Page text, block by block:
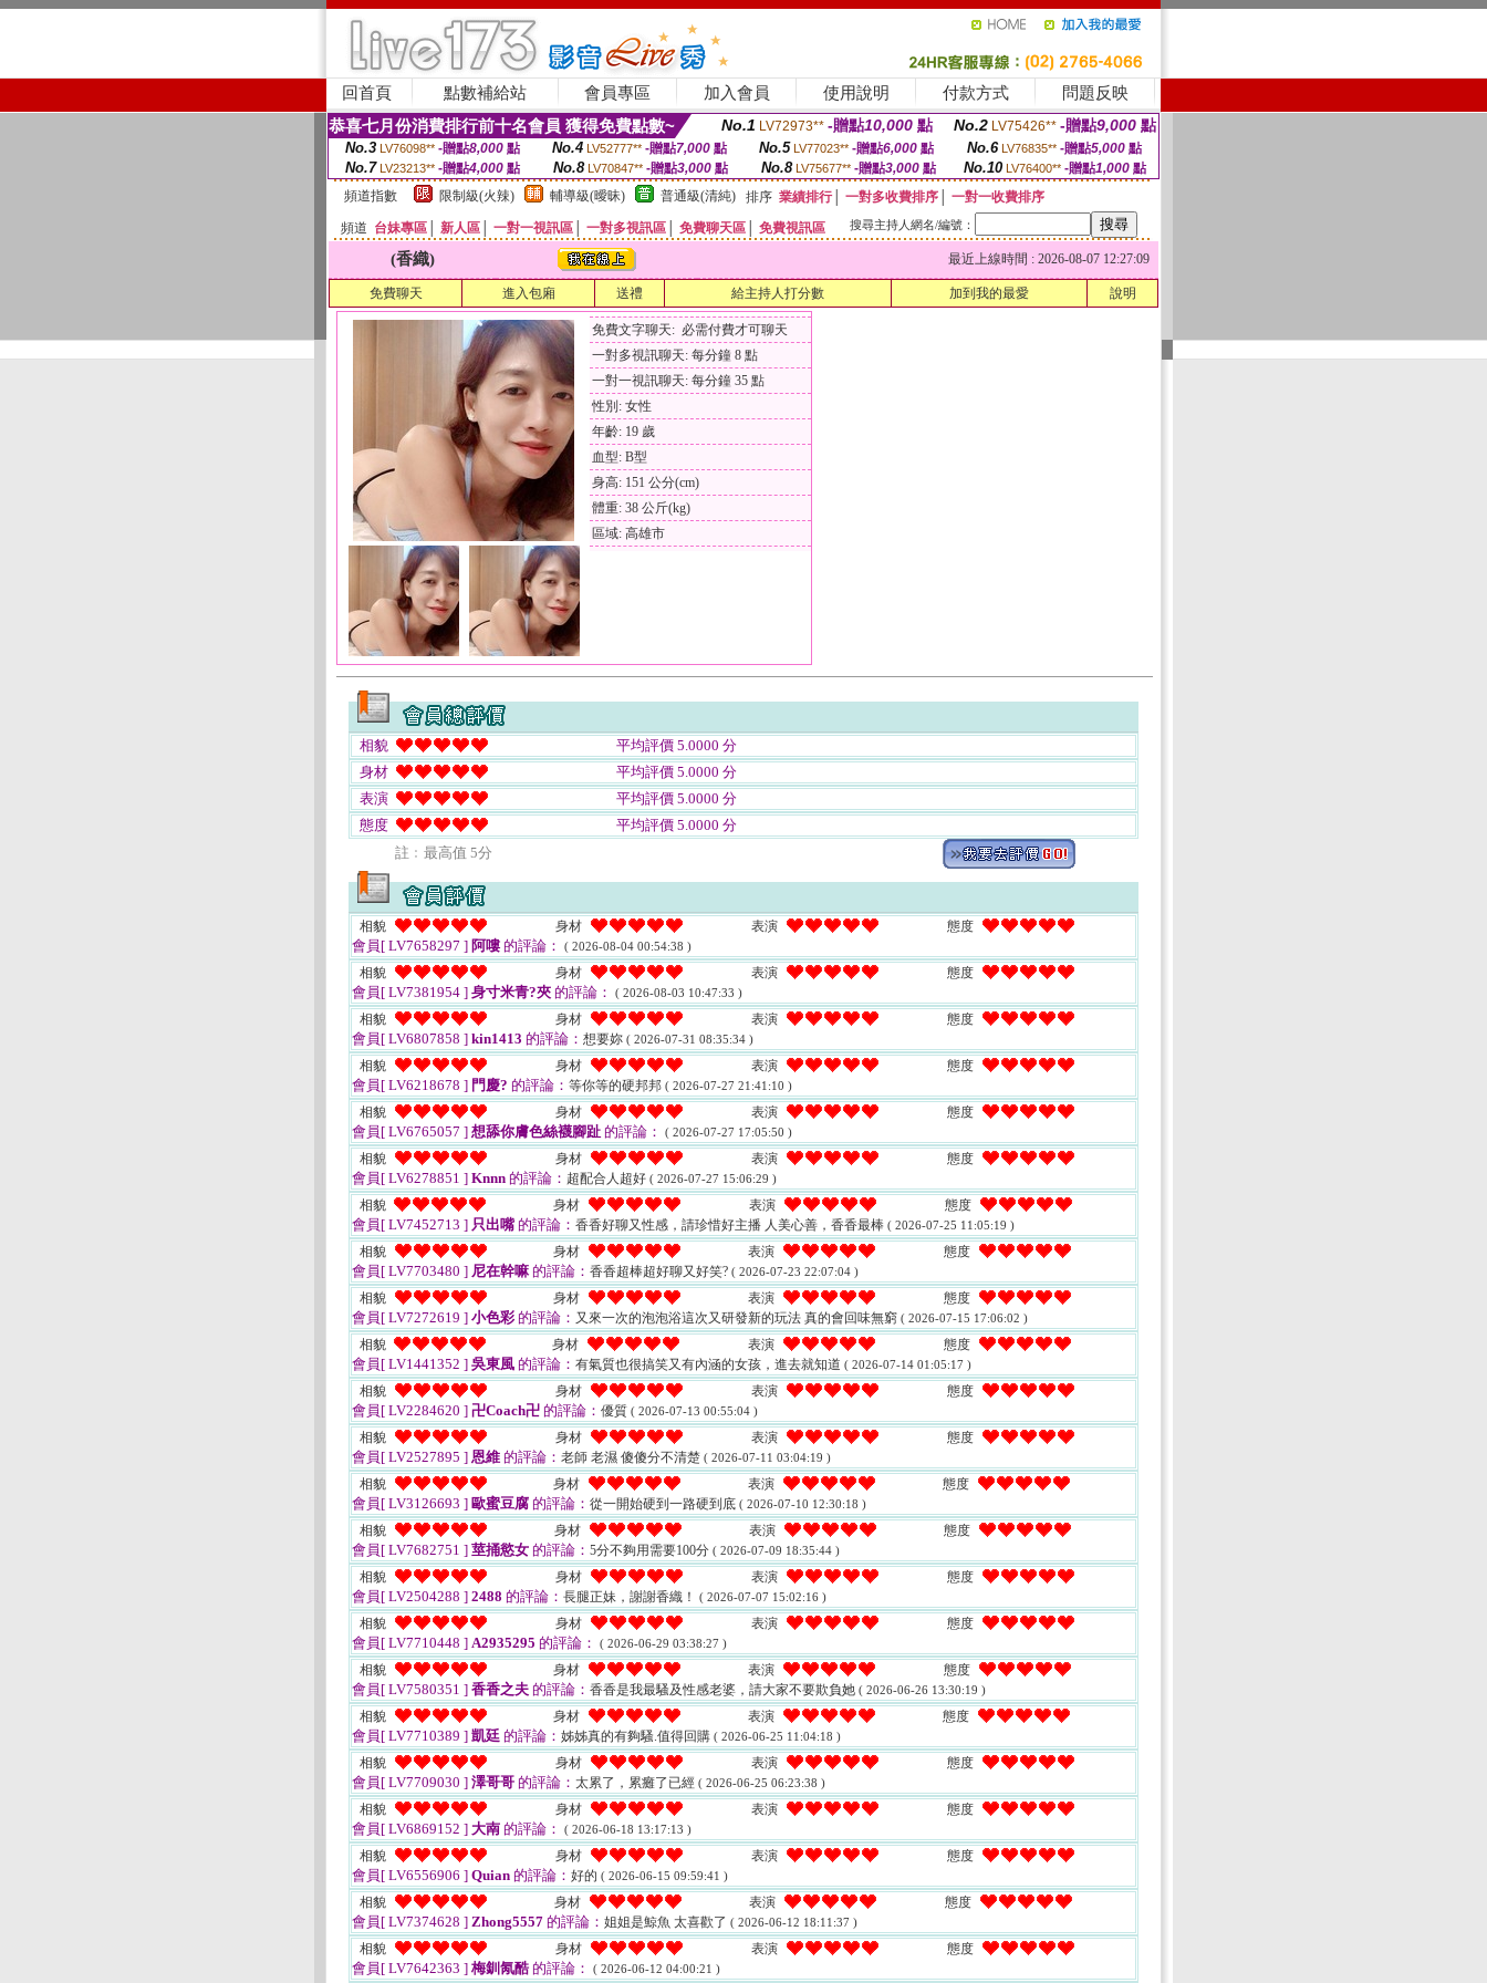
回首頁 點數補給站 會員專區 加入會員 使用說明 付款方式 問題反映
恭喜七月份消費排行前十名會員 獲得免費點數~ No.1 LV72973** -贈點10,000 點 No.2 LV75426** -贈點9,000 點
No.3 LV76098** -贈點8,000點 No.4 LV52777** -贈點7,000點 No.5 LV77023** -贈點6,000點 No.6 LV76835** -贈點5,000點
No.7 LV23213** -贈點4,000 點 No.8 LV70847** -贈點3,000 點 No.8 LV75677** -贈點3,000點 No.10 LV76400** -贈點1,000 點
頻道指數
限制級(火辣) 輔導級(曖昧) 普通級(清純) 排序 業績排行│ 一對多收費排序
一對一收費排序
頻道 台妹專區 新人區 一對一視訊區 一對多視訊區 免費聊天區 免費視訊區 搜尋主持人網名/編號：
(香織) 最近上線時間 : 2026-08-07 12:27:09
免費聊天 進入包廂 送禮 給主持人打分數 加到我的最愛 說明
免費文字聊天: 必需付費才可聊天
一對多視訊聊天: 每分鐘 8 點
一對一視訊聊天: 每分鐘 35 點
性別: 女性
年齡: 19 歲
血型: B型
身高: 151 公分(cm)
體重: 38 公斤(kg)
區域: 高雄市
相貌
平均評價 5.0000 分
身材
平均評價 5.0000 分
表演
平均評價 5.0000 分
態度
平均評價 5.0000 分
註﹕最高值 5分
相貌 身材 表演 態度
會員[ LV7658297 ] 阿嘍的評論： ( 2026-08-04 00:54:38 )
相貌 身材 表演 態度
會員[ LV7381954 ] 身寸米青?夾 的評論： ( 2026-08-03 10:47:33 )
相貌 身材 表演 態度
會員[ LV6807858 ] kin1413 的評論： 想要妳 ( 2026-07-31 08:35:34 )
相貌 身材 表演 態度
會員[ LV6218678 ] 門慶? 的評論： 等你等的硬邦邦 ( 2026-07-27 21:41:10 )
相貌 身材 表演 態度
會員[ LV6765057 ] 想舔你膚色絲襪腳趾 的評論： ( 2026-07-27 17:05:50 )
相貌 身材 表演 態度
會員[ LV6278851 ] Knnn 的評論： 超配合人超好 ( 2026-07-27 15:06:29 )
相貌 身材 表演 態度
會員[ LV7452713 ] 只出嘴的評論： 香香好聊又性感，請珍惜好主播 人美心善，香香最棒 ( 2026-07-25 11:05:19 )
相貌 身材 表演 態度
會員[ LV7703480 ] 尼在幹嘛的評論： 香香超棒超好聊又好笑? ( 2026-07-23 22:07:04 )
相貌 身材 表演 態度
會員[ LV7272619 ] 小色彩 的評論： 又來一次的泡泡浴這次又研發新的玩法 真的會回味無窮 ( 2026-07-15 17:06:02 )
相貌 身材 表演 態度
會員[ LV1441352 ] 吳東風 的評論： 有氣質也很搞笑又有內涵的女孩，進去就知道 ( 2026-07-14 01:05:17 )
相貌 身材 表演 態度
會員[ LV2284620 ] 卍Coach卍 的評論： 優質 ( 2026-07-13 00:55:04 )
相貌 身材 表演 態度
會員[ LV2527895 ] 恩維 的評論： 老師 老濕 傻傻分不清楚 ( 2026-07-11 03:04:19 )
相貌 身材 表演 態度
會員[ LV3126693 ] 歐蜜豆腐 的評論： 從一開始硬到一路硬到底 ( 2026-07-10 12:30:18 )
相貌 身材 表演 態度
會員[ LV7682751 ] 莖捅慾女 的評論： 5分不夠用需要100分 ( 2026-07-09 18:35:44 )
相貌 身材 表演 態度
會員[ LV2504288 ] 2488 的評論： 長腿正妹，謝謝香織！ ( 2026-07-07 15:02:16 )
相貌 身材 表演 態度
會員[ LV7710448 ] A2935295 的評論： ( 2026-06-29 03:38:27 )
相貌 身材 表演 態度
會員[ LV7580351 ] 香香之夫 的評論： 香香是我最騷及性感老婆，請大家不要欺負她 ( 2026-06-26 13:30:19 )
相貌 身材 表演 態度
會員[ LV7710389 ] 凱廷 的評論： 姊姊真的有夠騷.值得回購 ( 2026-06-25 11:04:18 )
相貌 身材 表演 態度
會員[ LV7709030 ] 澤哥哥 的評論： 太累了，累癱了已經 ( 2026-06-25 06:23:38 )
相貌 身材 表演 態度
會員[ LV6869152 ] 大南 的評論： ( 2026-06-18 13:17:13 )
相貌 身材 表演 態度
會員[ LV6556906 ] Quian 的評論： 好的 ( 2026-06-15 09:59:41 )
相貌 身材 表演 態度
會員[ LV7374628 ] Zhong5557 的評論： 姐姐是鯨魚 太喜歡了 ( 2026-06-12 18:11:37 )
相貌 身材 表演 態度
會員[ LV7642363 ] 梅釧氝酷 的評論： ( 2026-06-12 04:00:21 )